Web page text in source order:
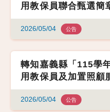
用教保員聯合甄選簡
2026/05/04 公告
轉知嘉義縣「115學
用教保員及加置照顧
2026/05/04 公告